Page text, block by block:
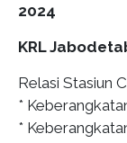
2024
KRL
Relasi Stasiun
*
*